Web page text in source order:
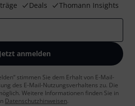
Deals Thomann Insights
Jetzt anmelden
stimmen Sie dem Erhalt von E-Mail-
des E-Mail-Nutzungsverhaltens zu. Die
Weitere Informationen finden Sie in
Datenschutzhinweisen.